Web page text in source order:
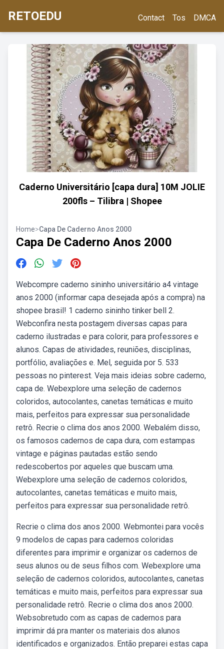
RETOEDU Contact Tos DMCA
Caderno Universitário [capa dura] 10M JOLIE
200fls – Tilibra | Shopee
Home>Capa De Caderno Anos 2000
Capa De Caderno Anos 2000
Webcompre caderno sininho universitário a4 vintage
anos 2000 (informar capa desejada após a compra) na
shopee brasil! 1 caderno sininho tinker bell 2.
Webconfira nesta postagem diversas capas para
caderno ilustradas e para colorir, para professores e
alunos. Capas de atividades, reuniões, disciplinas,
portfólio, avaliações e. Mel, seguida por 5. 533
pessoas no pinterest. Veja mais ideias sobre caderno,
capa de. Webexplore uma seleção de cadernos
coloridos, autocolantes, canetas temáticas e muito
mais, perfeitos para expressar sua personalidade
retrô. Recrie o clima dos anos 2000. Webalém disso,
os famosos cadernos de capa dura, com estampas
vintage e páginas pautadas estão sendo
redescobertos por aqueles que buscam uma.
Webexplore uma seleção de cadernos coloridos,
autocolantes, canetas temáticas e muito mais,
perfeitos para expressar sua personalidade retrô.
Recrie o clima dos anos 2000. Webmontei para vocês
9 modelos de capas para cadernos coloridas
diferentes para imprimir e organizar os cadernos de
seus alunos ou de seus filhos com. Webexplore uma
seleção de cadernos coloridos, autocolantes, canetas
temáticas e muito mais, perfeitos para expressar sua
personalidade retrô. Recrie o clima dos anos 2000.
Websobretudo com as capas de cadernos para
imprimir dá pra manter os materiais dos alunos
identificados e organizados. Então preparei estas capa